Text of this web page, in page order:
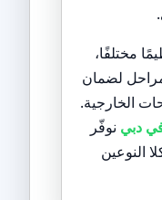
مختلفًا،
لضمان
الخارجية.
دبي نوفّر
النوعين